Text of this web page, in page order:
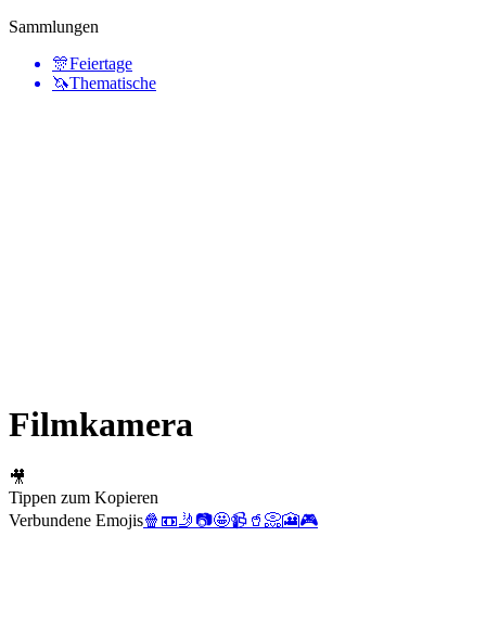
Sammlungen
🎊Feiertage
🦄Thematische
Filmkamera
🎥
Tippen zum Kopieren
Verbundene Emojis🍿 📼🤳📷🤩📹 🥤 📀🎦🎮